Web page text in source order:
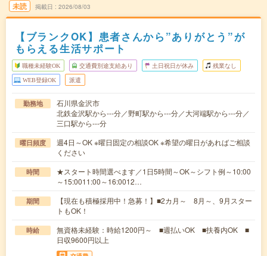
未読 掲載日 2026/08/03
【ブランクOK】患者さんから”ありがとう”が
もらえる生活サポート
職種未経験OK 交通費別途支給あり 土日祝日が休み 残業なし
WEB登録OK 派遣
勤務地
石川県金沢市
北鉄金沢駅から---分／野町駅から---分／大河端駅から---分／
三口駅から---分
曜日頻度
週4日～OK ※曜日固定の相談OK ※希望の曜日があればご相談
ください
時間
★スタート時間選べます／1日5時間～OK～シフト例～10:00
～15:0011:00～16:0012…
期間
【現在も積極採用中！急募！】■2カ月～ 8月～、9月スター
トもOK！
時給
無資格未経験：時給1200円～ ■週払いOK ■扶養内OK ■
日収9600円以上